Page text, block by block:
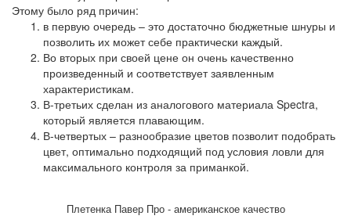
Этому было ряд причин:
в первую очередь – это достаточно бюджетные шнуры и
позволить их может себе практически каждый.
Во вторых при своей цене он очень качественно
произведенный и соответствует заявленным
характеристикам.
В-третьих сделан из аналогового материала Spectra,
который является плавающим.
В-четвертых – разнообразие цветов позволит подобрать
цвет, оптимально подходящий под условия ловли для
максимального контроля за приманкой.
Плетенка Павер Про - американское качество